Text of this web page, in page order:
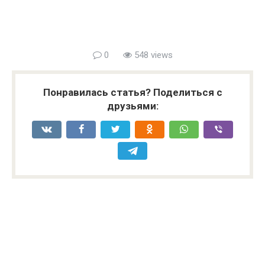
0 548 views
Понравилась статья? Поделиться с
друзьями: